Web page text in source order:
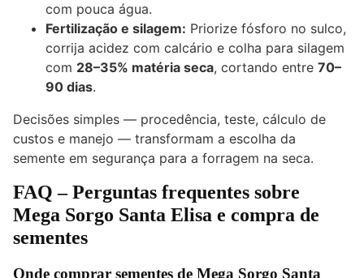
com pouca água.
Fertilização e silagem: Priorize fósforo no sulco,
corrija acidez com calcário e colha para silagem
com 28–35% matéria seca, cortando entre 70–
90 dias.
Decisões simples — procedência, teste, cálculo de
custos e manejo — transformam a escolha da
semente em segurança para a forragem na seca.
FAQ – Perguntas frequentes sobre
Mega Sorgo Santa Elisa e compra de
sementes
Onde comprar sementes de Mega Sorgo Santa